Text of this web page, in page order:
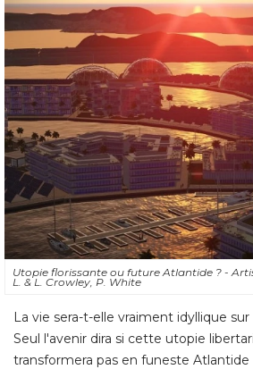
Utopie florissante ou future Atlantide ? -
L. & L. Crowley, P. White
La vie sera-t-elle vraiment idyllique
Seul l'avenir dira si cette utopie
transformera pas en funeste Atlantide